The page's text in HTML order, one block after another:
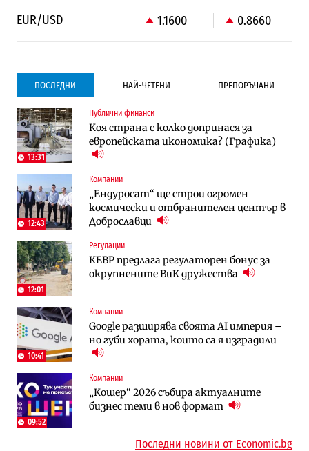
EUR/USD
1.1600 0.8660
ПОСЛЕДНИ НАЙ-ЧЕТЕНИ ПРЕПОРЪЧАНИ
13:31
Публични финанси
Коя страна с колко допринася за
европейската икономика? (Графика)
12:43
Компании
„Ендуросат“ ще строи огромен
космически и отбранителен център в
Доброславци
12:01
Регулации
КЕВР предлага регулаторен бонус за
окрупнените ВиК дружества
10:41
Компании
Google разширява своята AI империя –
но губи хората, които са я изградили
09:52
Компании
„Кошер“ 2026 събира актуалните
бизнес теми в нов формат
Градоустройство
Столична община избра изпълнител за
преместването на трамвайното
трасе по бул. „Скобелев“
Компании
Vivacom предлага над 150 устройства с
90% отстъпка през август
Енергетика
АЕЦ „Козлодуй“ ще работи само още
няколко седмици, ако сушата продължи
Публични финанси
Общините вече зависят от
централната власт за 75% от
бюджетите си
To:know
Последни дни с обозначаване на цените
в лева: Какво предстои?
Компании
Vivacom предлага над 150 устройства с
90% отстъпка през август
To:know
Последни дни с обозначаване на цените
в лева: Какво предстои?
To:know
Какво се променя в България от 1
август?
Отрасли
Жилищата в България поскъпват при
намаляващо население и все повече
сгради
Компании
А1 отново е лидер при технологичните
компании и системните интегратори
Последни новини от Economic.bg